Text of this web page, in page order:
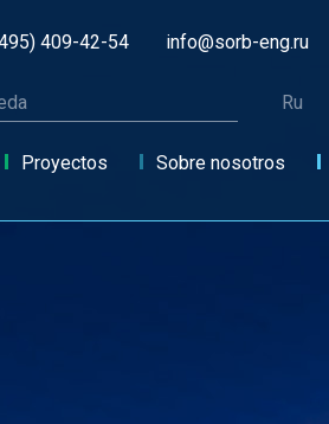
409-42-54 info@sorb-eng.ru
Ru
Proyectos Sobre nosotros